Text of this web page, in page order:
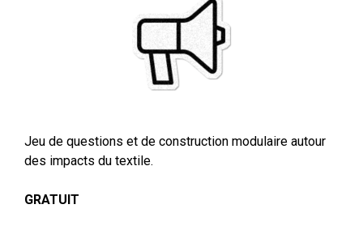
Jeu de questions et de construction modulaire autour
des impacts du textile.
GRATUIT